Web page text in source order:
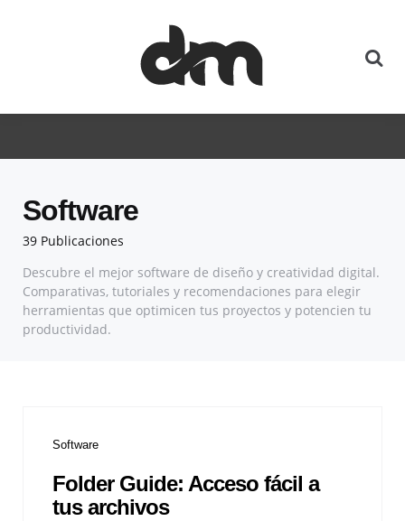
39 Publicaciones
Software
Descubre el mejor software de diseño y creatividad digital.
Comparativas, tutoriales y recomendaciones para elegir
herramientas que optimicen tus proyectos y potencien tu
productividad.
Software
Folder Guide: Acceso fácil a
tus archivos